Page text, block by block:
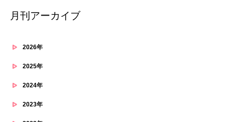
月刊アーカイブ
2026年
2025年
2024年
2023年